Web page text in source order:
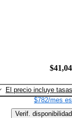
El precio incluye tasas
$782/mes
Verif. disponibilidad